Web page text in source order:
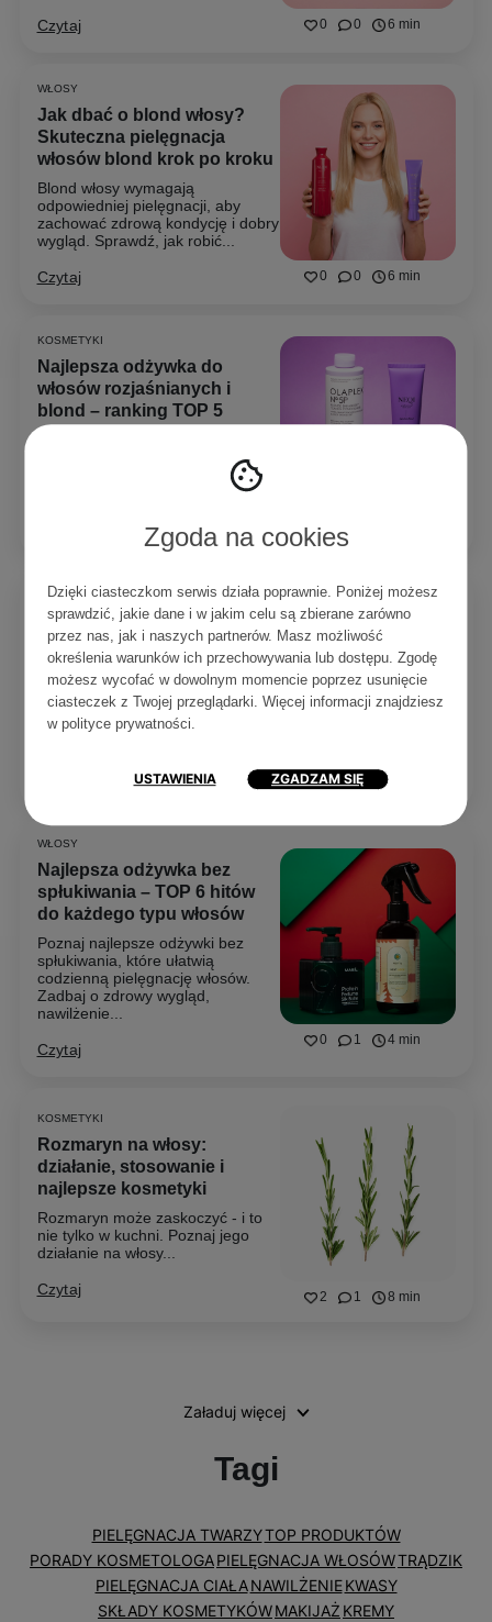
Zgoda na cookies
Dzięki ciasteczkom serwis działa poprawnie. Poniżej możesz
sprawdzić, jakie dane i w jakim celu są zbierane zarówno
przez nas, jak i naszych partnerów. Masz możliwość
określenia warunków ich przechowywania lub dostępu. Zgodę
możesz wycofać w dowolnym momencie poprzez usunięcie
ciasteczek z Twojej przeglądarki. Więcej informacji znajdziesz
w polityce prywatności.
USTAWIENIA ZGADZAM SIĘ
0 0 6 min
Czytaj
0 0 6 min
WŁOSY
Jak dbać o blond włosy?
Skuteczna pielęgnacja
włosów blond krok po kroku
Blond włosy wymagają
odpowiedniej pielęgnacji, aby
zachować zdrową kondycję i dobry
wygląd. Sprawdź, jak robić...
Czytaj
0
KOSMETYKI
Najlepsza odżywka do
włosów rozjaśnianych i
blond – ranking TOP 5
rozjaśnianych potrafi całkowicie
odmienić ich wygląd. Dlatego
zebrałam 5 produktów, które...
0 0 5 min
WŁOSY
Najlepszy szampon do
włosów rozjaśnianych i
blond – ranking TOP 6
Szampon do włosów rozjaśnianych
powinien jednocześnie nawilżać i
chronić kolor. Sprawdź ranking
0 1 4 min
WŁOSY
Najlepsza odżywka bez
spłukiwania – TOP 6 hitów
do każdego typu włosów
Poznaj najlepsze odżywki bez
spłukiwania, które ułatwią
codzienną pielęgnację włosów.
Zadbaj o zdrowy wygląd,
nawilżenie...
Czytaj
2 1 8 min
KOSMETYKI
Rozmaryn na włosy:
działanie, stosowanie i
najlepsze kosmetyki
Rozmaryn może zaskoczyć - i to
nie tylko w kuchni. Poznaj jego
działanie na włosy...
Czytaj
Załaduj więcej
Tagi
PIELĘGNACJA TWARZYTOP PRODUKTÓW
PORADY KOSMETOLOGAPIELĘGNACJA WŁOSÓWTRĄDZIK
PIELĘGNACJA CIAŁA NAWILŻENIE KWASY
SKŁADY KOSMETYKÓWMAKIJAŻ KREMY